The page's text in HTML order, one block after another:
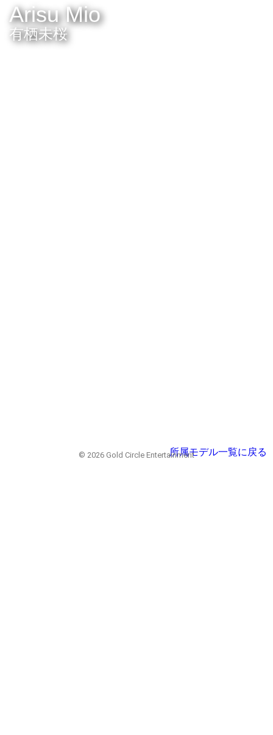
Arisu Mio
有栖未桜
所属モデル一覧に戻る
© 2026 Gold Circle Entertainment